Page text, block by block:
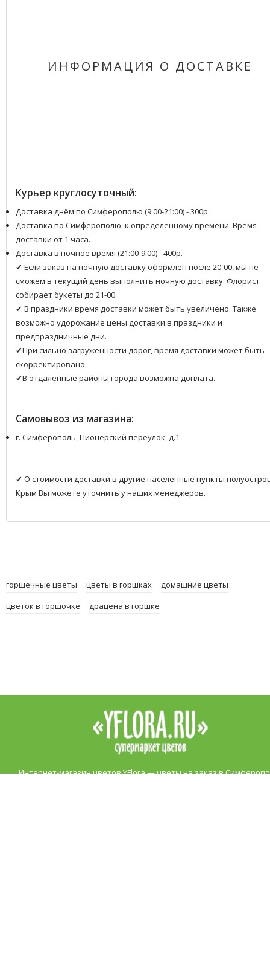
ИНФОРМАЦИЯ О ДОСТАВКЕ
Курьер круглосуточный:
Доставка днём по Симферополю (9:00-21:00) - 300р.
Доставка по Симферополю, к определенному времени. Время
доставки от 1 часа.
Доставка в ночное время (21:00-9:00) - 400р.
✔ Если заказ на ночную доставку оформлен после 20-00, мы не
сможем в текущий день выполнить ночную доставку. Флорист
собирает букеты до 21-00.
✔ В праздники время доставки может быть увеличено. Также
возможно удорожание цены доставки в праздники и
предпраздничные дни.
✔При сильно загруженности дорог, время доставки может быть
скорректировано.
✔В отдаленные районы города возможна доплата.
Самовывоз из магазина:
г. Симферополь, Пионерский переулок, д.1
✔ О стоимости доставки в другие населенные пункты
Крым Вы можете уточнить у наших менеджеров.
горшечные цветы цветы в горшках
домашние цветы
цветок в горшочке
драцена в горшке
Интернет-магазин цветов YFlora — цветы на заказ в